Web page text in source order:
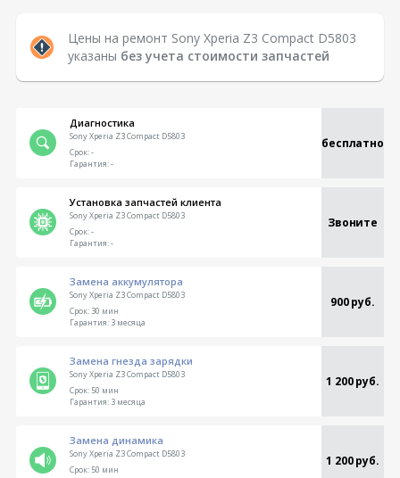
Цены на ремонт Sony Xperia Z3 Compact D5803
указаны без учета стоимости запчастей
Диагностика
Sony Xperia Z3 Compact D5803 бесплатно
Срок:-
Гарантия:-
Установка запчастей клиента
Sony Xperia Z3 Compact D5803 Звоните
Срок:-
Гарантия:-
Замена аккумулятора
Sony Xperia Z3 Compact D5803 900 руб.
Срок:30 мин
Гарантия:3 месяца
Замена гнезда зарядки
Sony Xperia Z3 Compact D5803 1 200 руб.
Срок:50 мин
Гарантия:3 месяца
Замена динамика
Sony Xperia Z3 Compact D5803 1 200 руб.
Срок:50 мин